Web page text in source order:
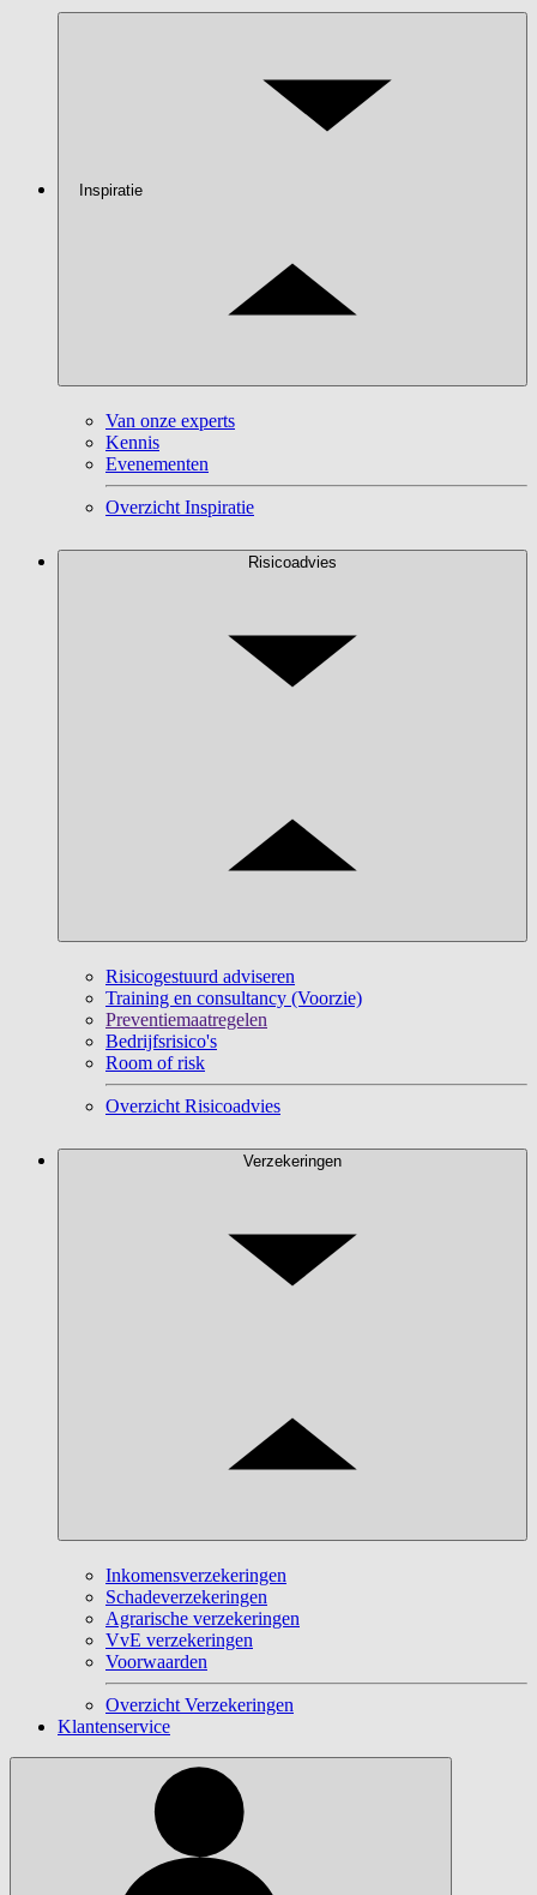
Inspiratie
Van onze experts
Kennis
Evenementen
Overzicht Inspiratie
Risicoadvies
Risicogestuurd adviseren
Training en consultancy (Voorzie)
Preventiemaatregelen
Bedrijfsrisico's
Room of risk
Overzicht Risicoadvies
Verzekeringen
Inkomensverzekeringen
Schadeverzekeringen
Agrarische verzekeringen
VvE verzekeringen
Voorwaarden
Overzicht Verzekeringen
Klantenservice